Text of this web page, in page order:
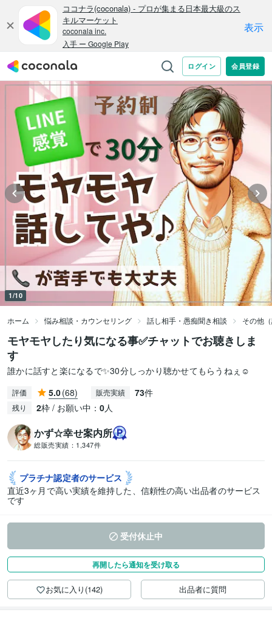
1/10
ホーム 悩み相談・カウンセリング 話し相手・愚痴聞き相談 その他
モヤモヤしたり気になる事✅チャットでお聴きしま
す
誰かに話すと楽になるで✨30分しっかり聴かせてもらうねぇ☺️
評価 5.0(68) 販売実績 73件
残り 2枠 / お願い中： 0人
かず☆幸せ案内所
総販売実績： 1,347件
プラチナ認定者のサービス
直近3ヶ月で高い実績を維持した、信頼性の高い出品者のサービス
です
受付休止中
再開したら通知を受け取る
お気に入り(142) 出品者に質問